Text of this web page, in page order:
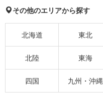
その他のエリアから探す
北海道 東北
北陸 東海
四国 九州・沖縄